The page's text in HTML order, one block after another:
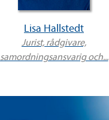
Lisa Hallstedt
Jurist, rådgivare,
samordningsansvarig och...